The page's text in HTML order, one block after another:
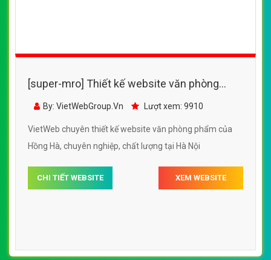
[super-mro] Thiết kế website văn phòng
phẩm của Hồng Hà đẹp SEO tốt
By: VietWebGroup.Vn Lượt xem: 9910
VietWeb chuyên thiết kế website văn phòng phẩm của
Hồng Hà, chuyên nghiệp, chất lượng tại Hà Nội
CHI TIẾT WEBSITE XEM WEBSITE